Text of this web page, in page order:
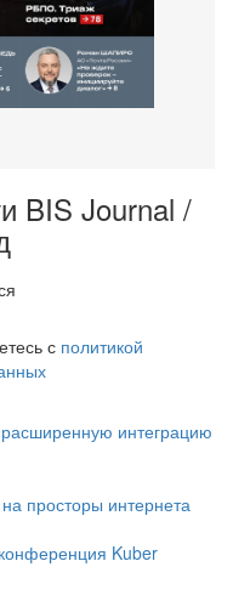
BIS Journal /
с политикой
интеграцию
просторы интернета
Kuber